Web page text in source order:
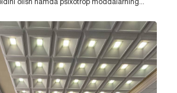
olish hamda psixotrop moddalarning...